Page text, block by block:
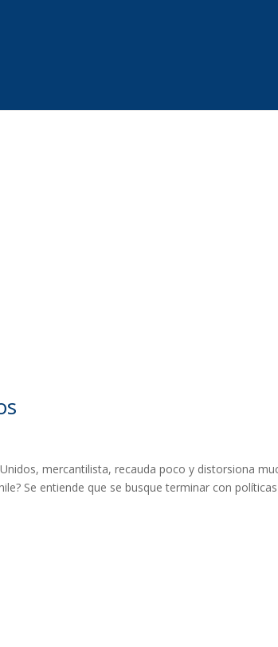
mercantilista, recauda poco y distorsiona
Se entiende que se busque terminar con políticas